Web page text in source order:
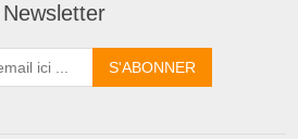
Newsletter
S'ABONNER